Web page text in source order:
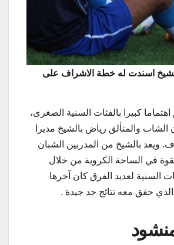
اسندت له خطة الاشراف على
اهتماما كبيرا بالفئات السنية الصغرى،
الشاب والمتألق رياض بالشيخ مديرا
ويعد بالشيخ من المدربين الشبان
في الساحة الكروية من خلال
السنية لعديد الفرق كان آخرها
حقق معه نتائج جد جيدة .